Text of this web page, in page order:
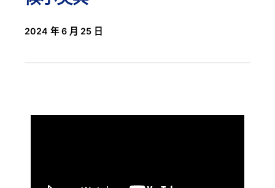
2024 年 6 月 25 日